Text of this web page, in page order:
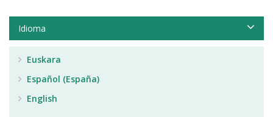
Idioma
Euskara
Español (España)
English